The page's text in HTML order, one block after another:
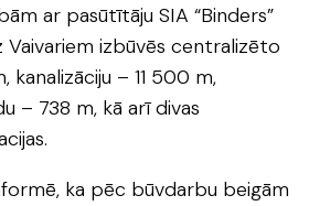
ar pasūtītāju SIA “Binders”
Vaivariem izbūvēs centralizēto
kanalizāciju – 11 500 m,
– 738 m, kā arī divas
ka pēc būvdarbu beigām